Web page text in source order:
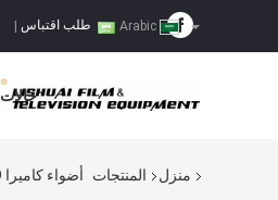
طلب اقتباس
حالات
منزل المنتجات أضواء كاميرا LED